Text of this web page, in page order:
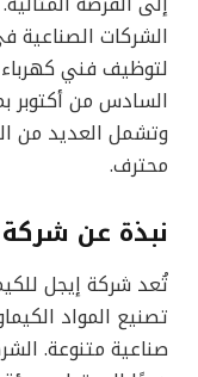
الشركات الصناعية
لتوظيف فني
السادس من أكتوبر
وتشمل العديد من
محترف.
نبذة عن شركة
تُعد شركة إيجل
تصنيع المواد
صناعية متنوعة.